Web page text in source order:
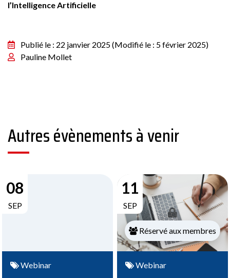
l’Intelligence Artificielle
Publié le : 22 janvier 2025(Modifié le : 5 février 2025)
Pauline Mollet
Autres évènements à venir
08
SEP
Webinar
11
SEP
Réservé aux membres
Webinar